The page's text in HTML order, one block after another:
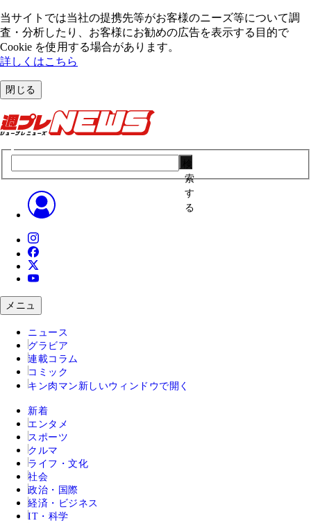
当サイトでは当社の提携先等がお客様のニーズ等について調
査・分析したり、お客様にお勧めの広告を表⽰する⽬的で
Cookie を使⽤する場合があります。
詳しくはこちら
閉じる
索
す
る
メニュ
ニュース
グラビア
連載コラム
コミック
キン肉マン 新しいウィンドウで開く
新着
エンタメ
スポーツ
クルマ
ライフ・文化
社会
政治・国際
経済・ビジネス
IT・科学